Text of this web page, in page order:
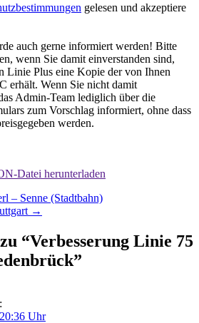
gelesen und akzeptiere
auch gerne informiert werden! Bitte
wenn Sie damit einverstanden sind,
Linie Plus eine Kopie der von Ihnen
erhält. Wenn Sie nicht damit
Admin-Team lediglich über die
zum Vorschlag informiert, ohne dass
werden.
Datei herunterladen
– Senne (Stadtbahn)
→
“Verbesserung Linie 75
”
Uhr